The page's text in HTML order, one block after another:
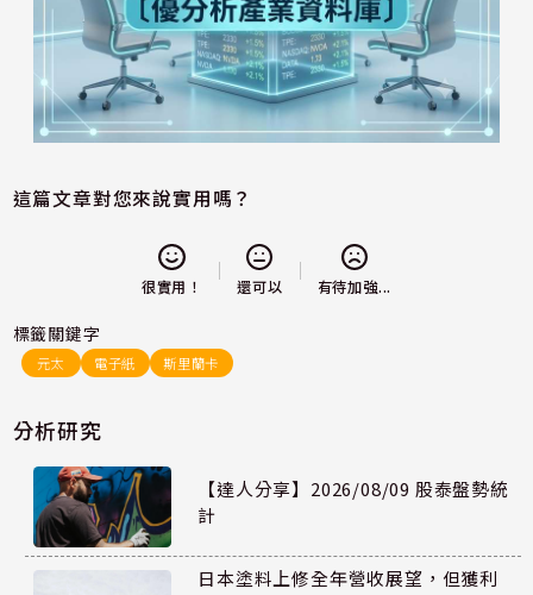
這篇文章對您來說實用嗎？
很實用！ 還可以 有待加強...
標籤關鍵字
元太 電子紙 斯里蘭卡
分析研究
【達人分享】2026/08/09 股泰盤勢統
計
日本塗料上修全年營收展望，但獲利